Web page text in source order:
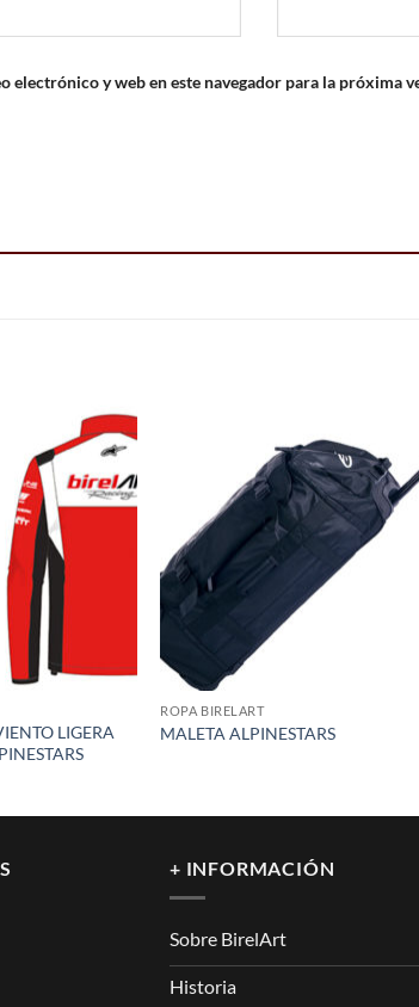
electrónico y web en este navegador para la próxima
Add to
wishlist
LIGERA
ROPA BIRELART
MALETA ALPINESTARS
+ INFORMACIÓN
Sobre BirelArt
Historia